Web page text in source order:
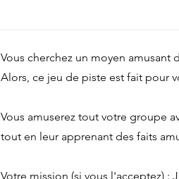
Vous cherchez un moyen amusant
Alors, ce jeu de piste est fait pour
Vous amuserez tout votre groupe
tout en leur apprenant des faits
Votre mission (si vous l'acceptez) :